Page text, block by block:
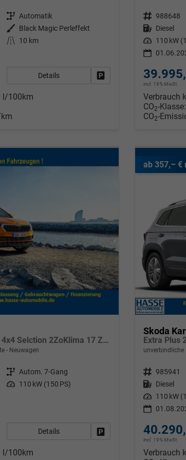
Getriebe Automatik
Außenfarbe
Black Magic Perleffekt
Kilometerstand
10 km
Details Fahrzeug parken
l/100km
Fahrzeugnr. 988648
Kraftstoff Diesel
Leistung 110 kW
incl. 19% MwSt.
Verbrauch
CO2-Klasse:
CO2-
Top Selection 2,0 TDI DSG 4x4 Selction 2ZoKlima 17 Zoll Alu Felgen 5J Garantie Sitzheizung Matrix ACC
Neuwagen
Getriebe Autom. 7-Gang
Leistung 110 kW (150 PS)
Details Fahrzeug parken
l/100km
ab 357,– €
Skoda
unverbindliche
Fahrzeugnr. 985941
Kraftstoff Diesel
Leistung 110 kW
incl. 19% MwSt.
Verbrauch